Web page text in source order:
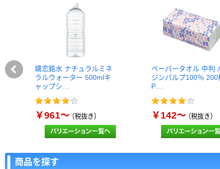
嬬恋銘水 ナチュラルミネ
ラルウォーター 500mlキ
ャップシ…
￥961～（税抜き）
ペーパータオル 中判
ジンパルプ100％ 200
P…
￥142～（税抜き）
商品を探す